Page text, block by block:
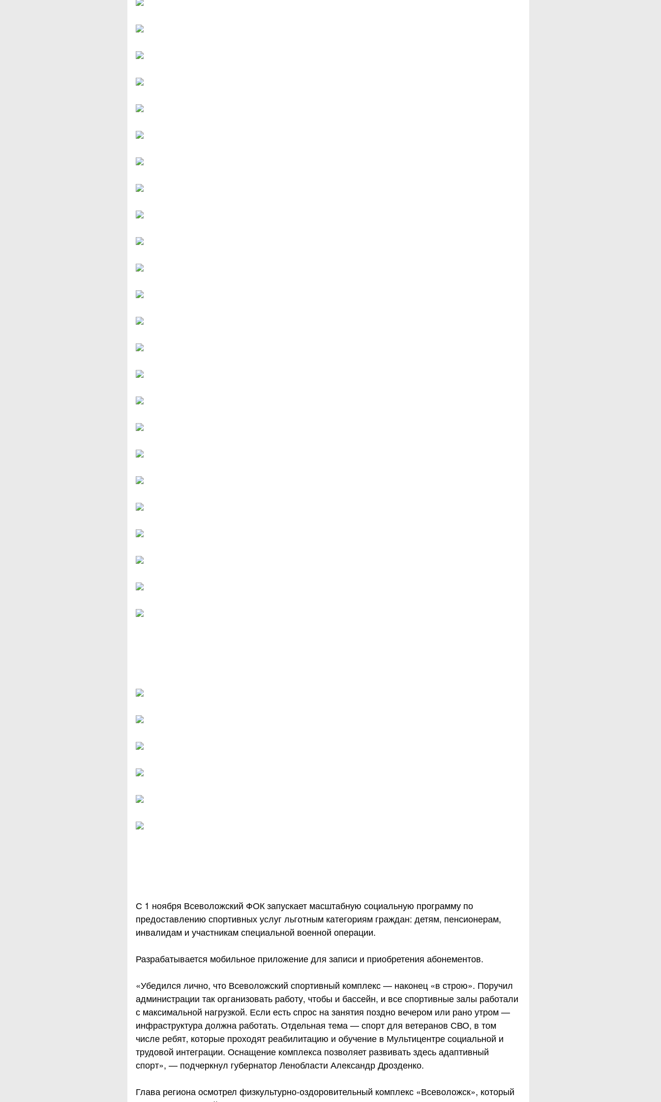
С 1 ноября Всеволожский ФОК запускает масштабную социальную программу по
предоставлению спортивных услуг льготным категориям граждан: детям, пенсионерам,
инвалидам и участникам специальной военной операции.
Разрабатывается мобильное приложение для записи и приобретения абонементов.
«Убедился лично, что Всеволожский спортивный комплекс — наконец «в строю». Поручил
администрации так организовать работу, чтобы и бассейн, и все спортивные залы работали
с максимальной нагрузкой. Если есть спрос на занятия поздно вечером или рано утром —
инфраструктура должна работать. Отдельная тема — спорт для ветеранов СВО, в том
числе ребят, которые проходят реабилитацию и обучение в Мультицентре социальной и
трудовой интеграции. Оснащение комплекса позволяет развивать здесь адаптивный
спорт», — подчеркнул губернатор Ленобласти Александр Дрозденко.
Глава региона осмотрел физкультурно-оздоровительный комплекс «Всеволожск», который